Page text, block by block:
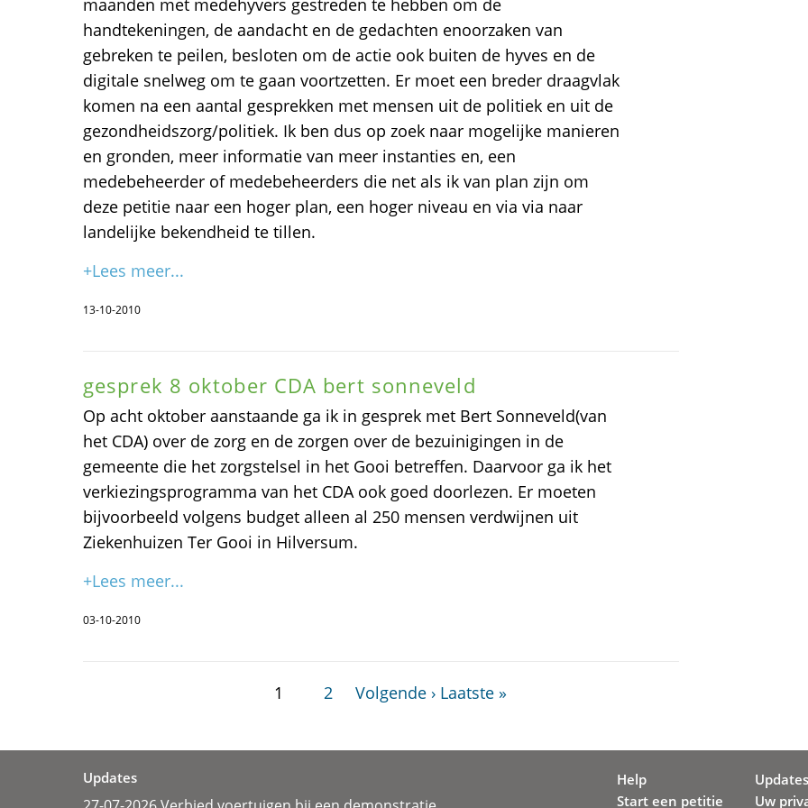
maanden met medehyvers gestreden te hebben om de
handtekeningen, de aandacht en de gedachten enoorzaken van
gebreken te peilen, besloten om de actie ook buiten de hyves en de
digitale snelweg om te gaan voortzetten. Er moet een breder draagvlak
komen na een aantal gesprekken met mensen uit de politiek en uit de
gezondheidszorg/politiek. Ik ben dus op zoek naar mogelijke manieren
en gronden, meer informatie van meer instanties en, een
medebeheerder of medebeheerders die net als ik van plan zijn om
deze petitie naar een hoger plan, een hoger niveau en via via naar
landelijke bekendheid te tillen.
+Lees meer...
13-10-2010
gesprek 8 oktober CDA bert sonneveld
Op acht oktober aanstaande ga ik in gesprek met Bert Sonneveld(van
het CDA) over de zorg en de zorgen over de bezuinigingen in de
gemeente die het zorgstelsel in het Gooi betreffen. Daarvoor ga ik het
verkiezingsprogramma van het CDA ook goed doorlezen. Er moeten
bijvoorbeeld volgens budget alleen al 250 mensen verdwijnen uit
Ziekenhuizen Ter Gooi in Hilversum.
+Lees meer...
03-10-2010
1 2 Volgende › Laatste »
Updates
Help
Start een petitie
Uw